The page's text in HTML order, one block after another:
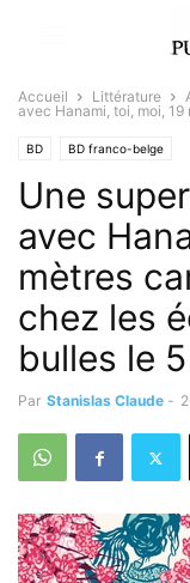
Accueil Littérature
avec Hanami, toi, moi, 19
BD BD franco-belge
Une
avec
mètres
chez les
bulles le
Par Stanislas Claude -